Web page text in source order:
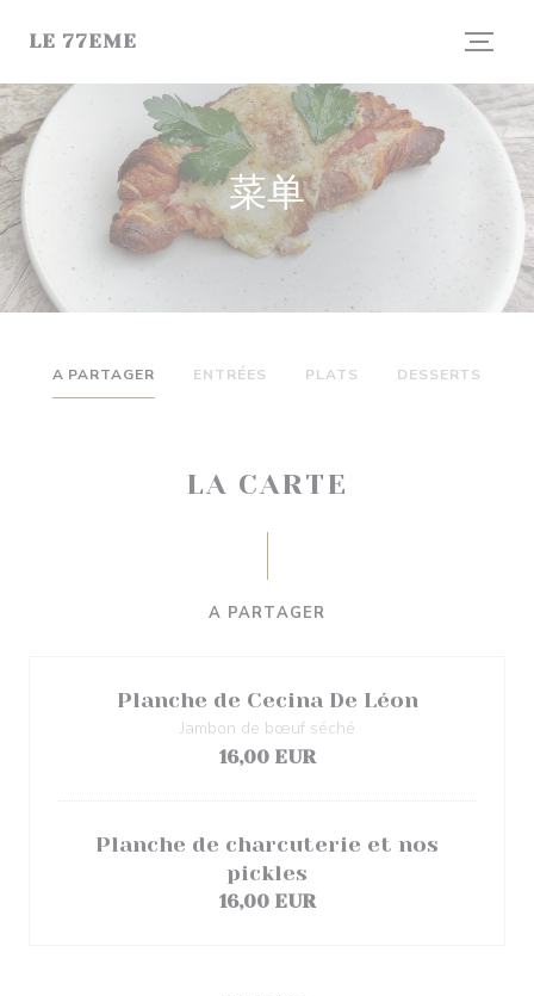
LE 77EME
菜单
A PARTAGER ENTRÉES PLATS DESSERTS
LA CARTE
A PARTAGER
Planche de Cecina De Léon
Jambon de bœuf séché
16,00 EUR
Planche de charcuterie et nos
pickles
16,00 EUR